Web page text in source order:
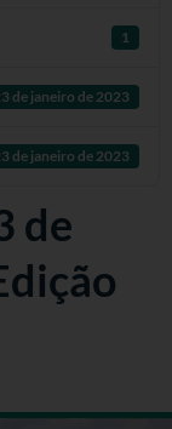
1
de janeiro de 2023
de janeiro de 2023
de